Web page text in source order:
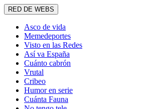
RED DE WEBS
Asco de vida
Memedeportes
Visto en las Redes
Así va España
Cuánto cabrón
Vrutal
Cribeo
Humor en serie
Cuánta Fauna